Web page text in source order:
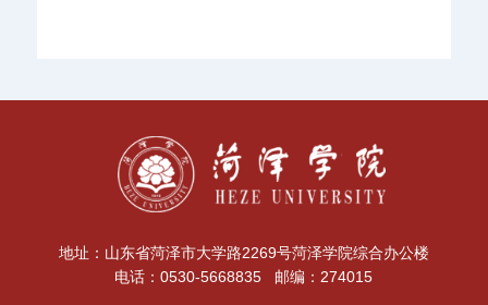
地址：山东省菏泽市大学路2269号菏泽学院综合办公楼
电话：0530-5668835 邮编：274015